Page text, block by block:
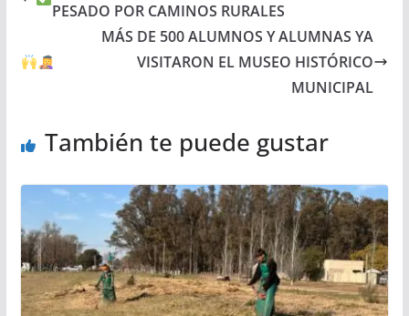
PESADO POR CAMINOS RURALES
MÁS DE 500 ALUMNOS Y ALUMNAS YA
VISITARON EL MUSEO HISTÓRICO
MUNICIPAL
También te puede gustar